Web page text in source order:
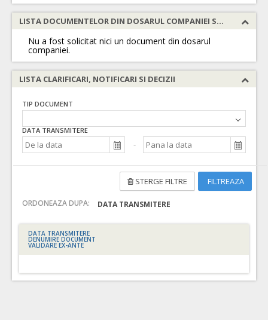
LISTA DOCUMENTELOR DIN DOSARUL COMPANIEI SOLICITATE
Nu a fost solicitat nici un document din dosarul
companiei.
LISTA CLARIFICARI, NOTIFICARI SI DECIZII
TIP DOCUMENT
DATA TRANSMITERE
FILTREAZA
STERGE FILTRE
ORDONEAZA DUPA: DATA TRANSMITERE
DATA TRANSMITERE
DENUMIRE DOCUMENT
VALIDARE EX-ANTE